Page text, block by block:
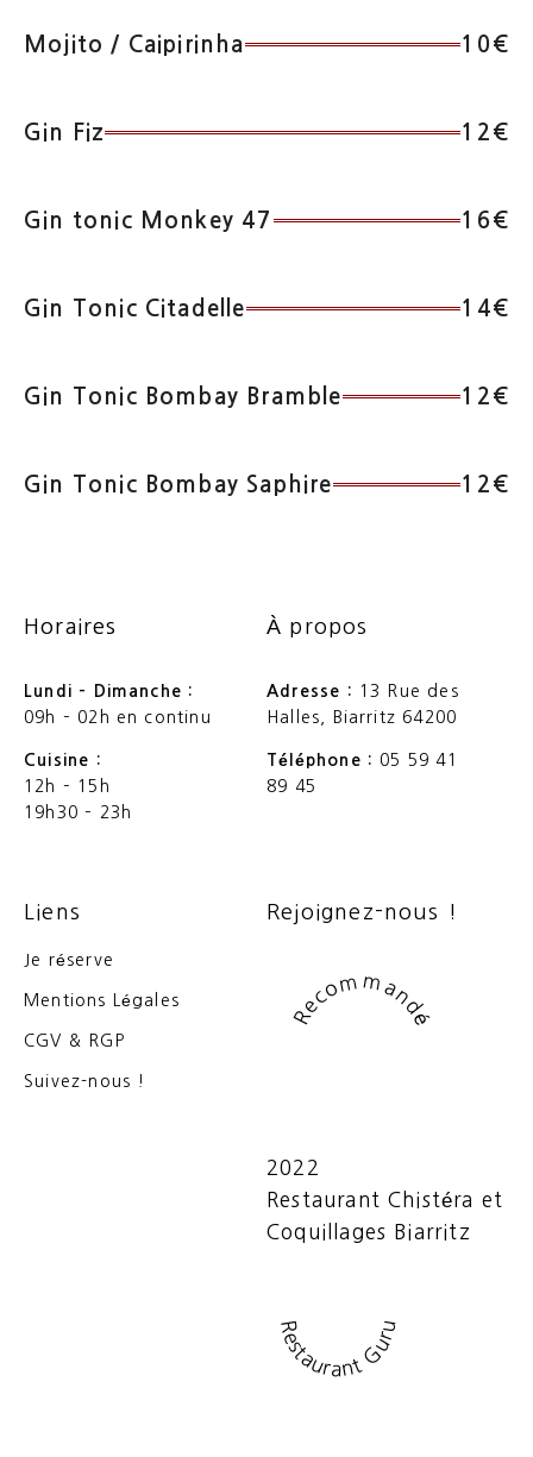
Mojito / Caipirinha 10€
Gin Fiz 12€
Gin tonic Monkey 47 16€
Gin Tonic Citadelle 14€
Gin Tonic Bombay Bramble 12€
Gin Tonic Bombay Saphire 12€
Horaires
Lundi – Dimanche :
09h – 02h en continu
Cuisine :
12h – 15h
19h30 – 23h
À propos
Adresse : 13 Rue des
Halles, Biarritz 64200
Téléphone : 05 59 41
89 45
Liens
Je réserve
Mentions Légales
CGV & RGP
Suivez-nous !
Rejoignez-nous !
Recommandé
2022
Restaurant Chistéra et
Coquillages Biarritz
Restaurant Guru